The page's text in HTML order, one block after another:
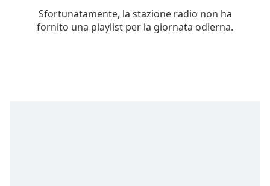
RemainingSfortunatamente, la stazione radio non ha
fornito una playlist per la giornata odierna.